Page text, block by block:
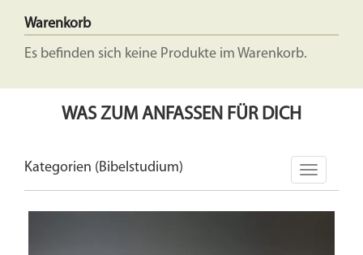
Warenkorb
Es befinden sich keine Produkte im Warenkorb.
WAS ZUM ANFASSEN FÜR DICH
Kategorien (Bibelstudium)